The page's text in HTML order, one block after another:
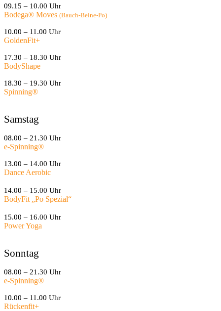
09.15 – 10.00 Uhr
Bodega® Moves (Bauch-Beine-Po)
10.00 – 11.00 Uhr
GoldenFit+
17.30 – 18.30 Uhr
BodyShape
18.30 – 19.30 Uhr
Spinning®
Samstag
08.00 – 21.30 Uhr
e-Spinning®
13.00 – 14.00 Uhr
Dance Aerobic
14.00 – 15.00 Uhr
BodyFit „Po Spezial“
15.00 – 16.00 Uhr
Power Yoga
Sonntag
08.00 – 21.30 Uhr
e-Spinning®
10.00 – 11.00 Uhr
Rückenfit+